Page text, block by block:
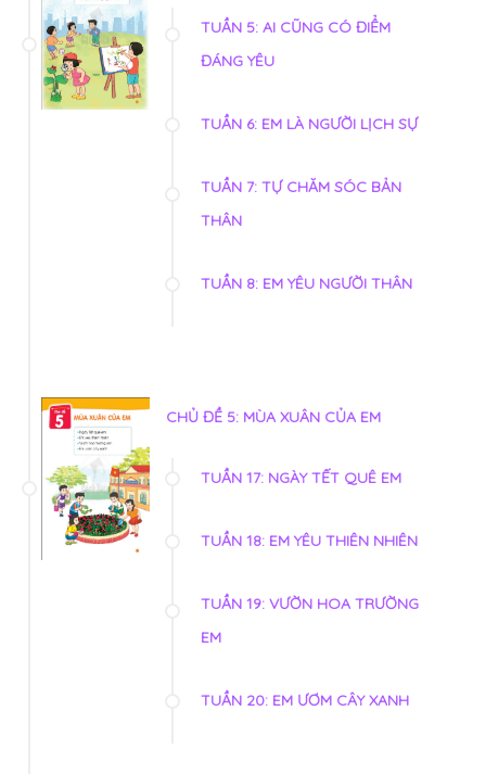
TUẦN 5: AI CŨNG CÓ ĐIỂM
ĐÁNG YÊU
TUẦN 6: EM LÀ NGƯỜI LỊCH SỰ
TUẦN 7: TỰ CHĂM SÓC BẢN
THÂN
TUẦN 8: EM YÊU NGƯỜI THÂN
CHỦ ĐỀ 5: MÙA XUÂN CỦA EM
TUẦN 17: NGÀY TẾT QUÊ EM
TUẦN 18: EM YÊU THIÊN NHIÊN
TUẦN 19: VƯỜN HOA TRƯỜNG
EM
TUẦN 20: EM ƯƠM CÂY XANH